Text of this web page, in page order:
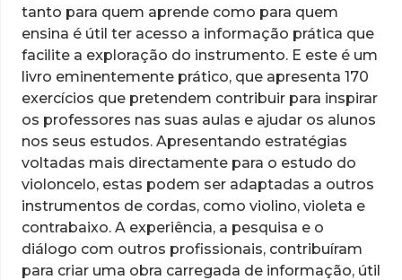
tanto para quem aprende como para quem
ensina é útil ter acesso a informação prática que
facilite a exploração do instrumento. E este é um
livro eminentemente prático, que apresenta 170
exercícios que pretendem contribuir para inspirar
os professores nas suas aulas e ajudar os alunos
nos seus estudos. Apresentando estratégias
voltadas mais directamente para o estudo do
violoncelo, estas podem ser adaptadas a outros
instrumentos de cordas, como violino, violeta e
contrabaixo. A experiência, a pesquisa e o
diálogo com outros profissionais, contribuíram
para criar uma obra carregada de informação, útil